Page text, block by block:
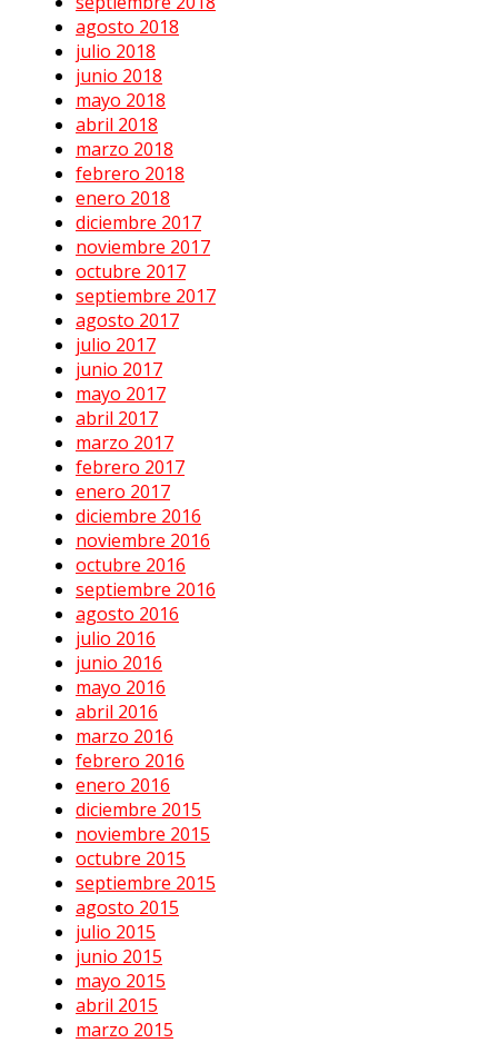
agosto 2018
julio 2018
junio 2018
mayo 2018
abril 2018
marzo 2018
febrero 2018
enero 2018
diciembre 2017
noviembre 2017
octubre 2017
septiembre 2017
agosto 2017
julio 2017
junio 2017
mayo 2017
abril 2017
marzo 2017
febrero 2017
enero 2017
diciembre 2016
noviembre 2016
octubre 2016
septiembre 2016
agosto 2016
julio 2016
junio 2016
mayo 2016
abril 2016
marzo 2016
febrero 2016
enero 2016
diciembre 2015
noviembre 2015
octubre 2015
septiembre 2015
agosto 2015
julio 2015
junio 2015
mayo 2015
abril 2015
marzo 2015